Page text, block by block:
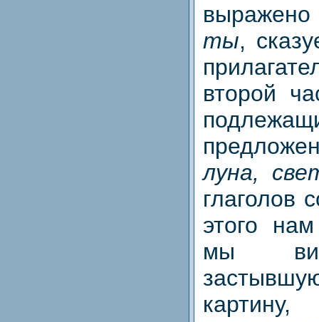
ты,
второй
луна,
глаголов
этого
мы